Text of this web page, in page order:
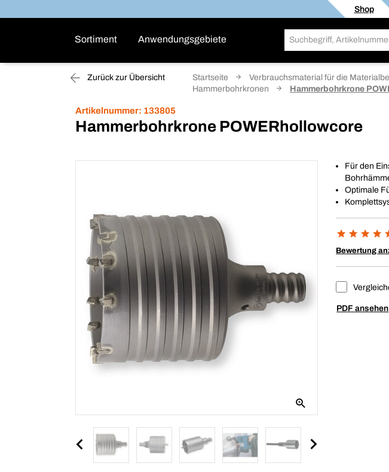
Shop
Sortiment Anwendungsgebiete
Zurück zur Übersicht Startseite Verbrauchsmaterial für die
Hammerbohrkronen
Hammerbohrkrone
Artikelnummer: 133805
Hammerbohrkrone POWERhollowcore
Für den
Optimale
Bewertung
PDF ansehen